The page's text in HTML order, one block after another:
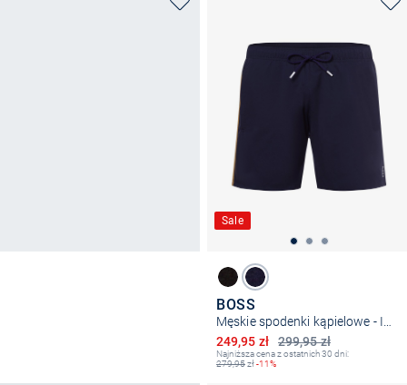
Sale
BOSS
Męskie spodenki kąpielowe - Iconic
299,95 zł
Obniżona cena
249,95 zł
Najniższa cena z ostatnich 30 dni:
279,95zł-11%